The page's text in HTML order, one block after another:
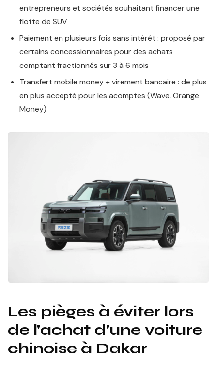
entrepreneurs et sociétés souhaitant financer une
flotte de SUV
Paiement en plusieurs fois sans intérêt : proposé par
certains concessionnaires pour des achats
comptant fractionnés sur 3 à 6 mois
Transfert mobile money + virement bancaire : de plus
en plus accepté pour les acomptes (Wave, Orange
Money)
Les pièges à éviter lors
de l'achat d'une voiture
chinoise à Dakar